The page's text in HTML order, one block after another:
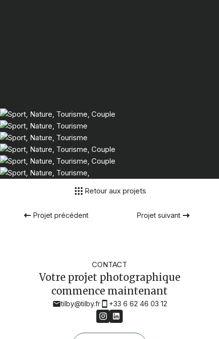
Projet précédent
Retour aux projets
Projet suivant
CONTACT
Votre projet photographique
commence maintenant
tilby@tilby.fr +33 6 62 46 03 12